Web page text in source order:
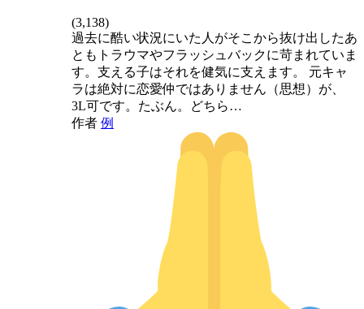
(3,138)
過去に酷い状況にいた人がそこから抜け出したあ
ともトラウマやフラッシュバックに苛まれていま
す。支える子はそれを健気に支えます。 元キャ
ラは絶対に恋愛仲ではありません（思想）が、
3L可です。たぶん。どちら…
作者 例